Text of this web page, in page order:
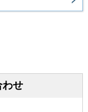
わせ